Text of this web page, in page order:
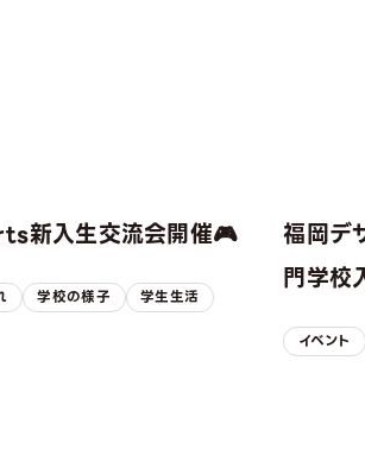
新入生交流会開催🎮
学校の様子 学生生活
福岡デ
門学校
イベント